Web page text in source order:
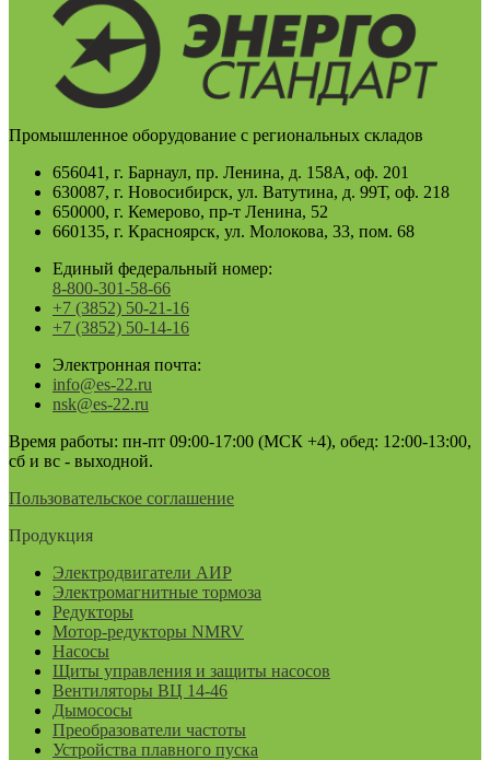
Промышленное оборудование с региональных складов
656041, г. Барнаул, пр. Ленина, д. 158А, оф. 201
630087, г. Новосибирск, ул. Ватутина, д. 99Т, оф. 218
650000, г. Кемерово, пр-т Ленина, 52
660135, г. Красноярск, ул. Молокова, 33, пом. 68
Единый федеральный номер:
8-800-301-58-66
+7 (3852) 50-21-16
+7 (3852) 50-14-16
Электронная почта:
info@es-22.ru
nsk@es-22.ru
Время работы: пн-пт 09:00-17:00 (МСК +4), обед: 12:00-13:00,
сб и вс - выходной.
Пользовательское соглашение
Продукция
Электродвигатели АИР
Электромагнитные тормоза
Редукторы
Мотор-редукторы NMRV
Насосы
Щиты управления и защиты насосов
Вентиляторы ВЦ 14-46
Дымососы
Преобразователи частоты
Устройства плавного пуска